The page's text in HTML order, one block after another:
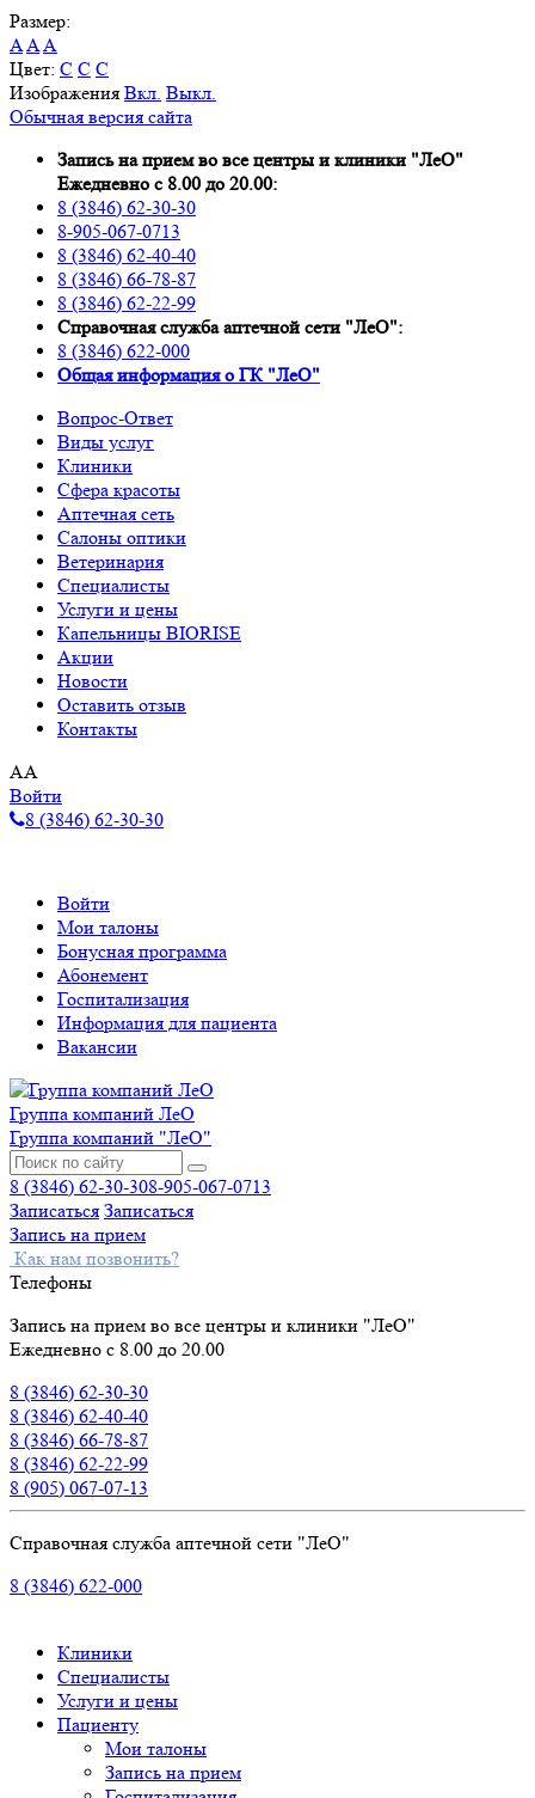
Размер:
AAA
Цвет: C C C
Изображения Вкл. Выкл.
Обычная версия сайта
Запись на прием во все центры и клиники "ЛеО"
Ежедневно с 8.00 до 20.00:
8 (3846) 62-30-30
8-905-067-0713
8 (3846) 62-40-40
8 (3846) 66-78-87
8 (3846) 62-22-99
Справочная служба аптечной сети "ЛеО":
8 (3846) 622-000
Oбщая информация о ГК "ЛеО"
Вопрос-Ответ
Виды услуг
Клиники
Сфера красоты
Аптечная сеть
Салоны оптики
Ветеринария
Специалисты
Услуги и цены
Капельницы BIORISE
Акции
Новости
Оставить отзыв
Контакты
AA
Войти
8 (3846) 62-30-30
Войти
Мои талоны
Бонусная программа
Абонемент
Госпитализация
Информация для пациента
Вакансии
Группа компаний ЛеО
Группа компаний "ЛеО"
8 (3846) 62-30-308-905-067-0713
Записаться Записаться
Запись на прием
Как нам позвонить?
Телефоны
Запись на прием во все центры и клиники "ЛеО"
Ежедневно с 8.00 до 20.00
8 (3846) 62-30-30
8 (3846) 62-40-40
8 (3846) 66-78-87
8 (3846) 62-22-99
8 (905) 067-07-13
Справочная служба аптечной сети "ЛеО"
8 (3846) 622-000
Клиники
Специалисты
Услуги и цены
Пациенту
Мои талоны
Запись на прием